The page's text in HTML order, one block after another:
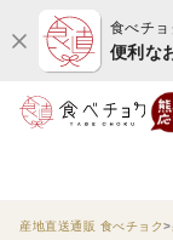
食べチョ
便利な
産地直送通販 食べチョク